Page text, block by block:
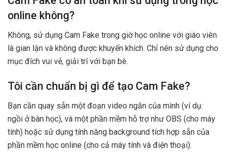
online không?
Không, sử dụng Cam Fake trong giờ học online với giáo viên
là gian lận và không được khuyến khích. Chỉ nên sử dụng cho
mục đích vui vẻ, giải trí với bạn bè.
Tôi cần chuẩn bị gì để tạo Cam Fake?
Bạn cần quay sẵn một đoạn video ngắn của mình (ví dụ:
ngồi ở bàn học), và một phần mềm hỗ trợ như OBS (cho máy
tính) hoặc sử dụng tính năng background tích hợp sẵn của
phần mềm học online (cho cả máy tính và điện thoại).